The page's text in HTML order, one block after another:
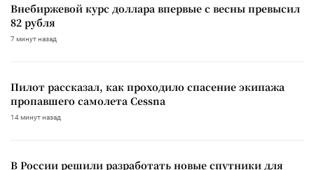
Внебиржевой курс доллара впервые с весны превысил
82 рубля
7 минут назад
Пилот рассказал, как проходило спасение экипажа
пропавшего самолета Cessna
14 минут назад
В России решили разработать новые спутники для